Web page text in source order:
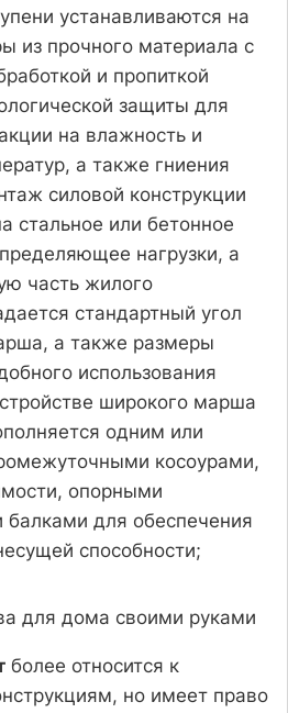
устанавливаются на
из прочного материала с
и пропиткой
защиты для
на влажность и
а также гниения
силовой конструкции
стальное или бетонное
нагрузки, а
часть жилого
стандартный угол
а также размеры
использования
широкого марша
одним или
косоурами,
опорными
для обеспечения
способности;
более относится к
но имеет право